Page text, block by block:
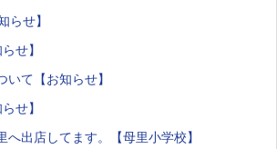
らせ】
せ】
て【お知らせ】
せ】
へ出店してます。【母里小学校】